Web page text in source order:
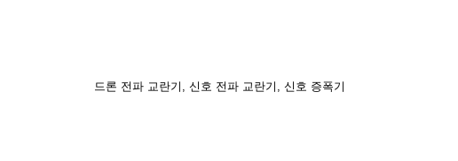
드론 전파 교란기, 신호 전파 교란기, 신호 증폭기